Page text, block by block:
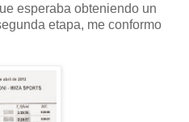
esperaba obteniendo un
etapa, me conformo